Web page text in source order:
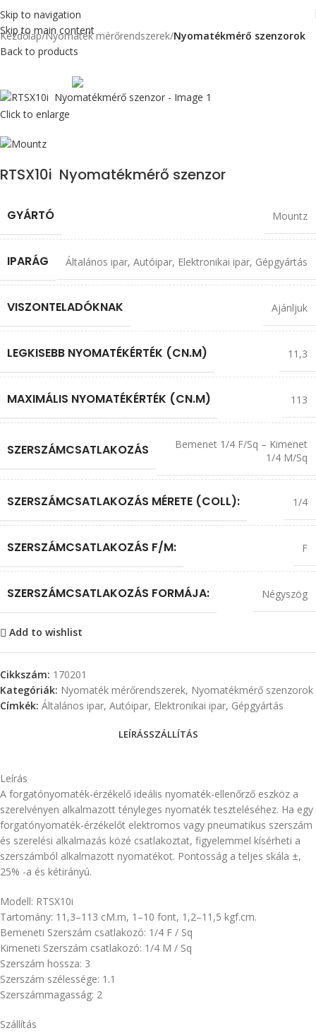
Skip to navigation
Skip to main content
Kezdőlap Nyomaték mérőrendszerek Nyomatékmérő szenzorok
Back to products
Click to enlarge
RTSX10i Nyomatékmérő szenzor
GYÁRTÓ Mountz
IPARÁG Általános ipar, Autóipar, Elektronikai ipar, Gépgyártás
VISZONTELADÓKNAK Ajánljuk
LEGKISEBB NYOMATÉKÉRTÉK (CN.M) 11,3
MAXIMÁLIS NYOMATÉKÉRTÉK (CN.M) 113
SZERSZÁMCSATLAKOZÁS
Bemenet 1/4 F/Sq – Kimenet
1/4 M/Sq
SZERSZÁMCSATLAKOZÁS MÉRETE (COLL): 1/4
SZERSZÁMCSATLAKOZÁS F/M: F
SZERSZÁMCSATLAKOZÁS FORMÁJA: Négyszög
Add to wishlist
Cikkszám: 170201
Kategóriák: Nyomaték mérőrendszerek, Nyomatékmérő szenzorok
Címkék: Általános ipar, Autóipar, Elektronikai ipar, Gépgyártás
LEÍRÁSSZÁLLÍTÁS
Leírás
A forgatónyomaték-érzékelő ideális nyomaték-ellenőrző eszköz a
szerelvényen alkalmazott tényleges nyomaték teszteléséhez. Ha egy
forgatónyomaték-érzékelőt elektromos vagy pneumatikus szerszám
és szerelési alkalmazás közé csatlakoztat, figyelemmel kísérheti a
szerszámból alkalmazott nyomatékot. Pontosság a teljes skála ±,
25% -a és kétirányú.
Modell: RTSX10i
Tartomány: 11,3–113 cM.m, 1–10 font, 1,2–11,5 kgf.cm.
Bemeneti Szerszám csatlakozó: 1/4 F / Sq
Kimeneti Szerszám csatlakozó: 1/4 M / Sq
Szerszám hossza: 3
Szerszám szélessége: 1.1
Szerszámmagasság: 2
Szállítás